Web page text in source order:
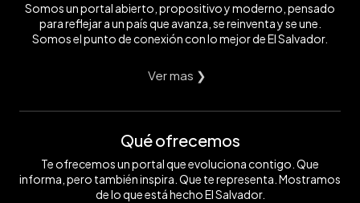
Somos un portal abierto, propositivo y moderno, pensado
para reflejar a un país que avanza, se reinventa y se une.
Somos el punto de conexión con lo mejor de El Salvador.
Ver mas ❯
Qué ofrecemos
Te ofrecemos un portal que evoluciona contigo. Que
informa, pero también inspira. Que te representa. Mostramos
de lo que está hecho El Salvador.